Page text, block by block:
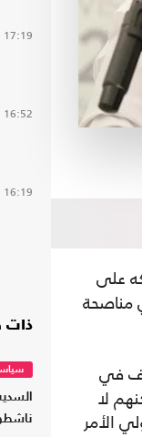
على
مناصحة
في
لا
الأمر
17:19
16:52
16:19
ذات